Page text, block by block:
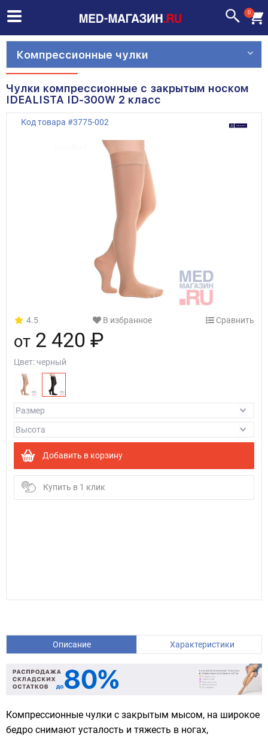
0
Компрессионные чулки
Чулки компрессионные с закрытым носком
IDEALISTA ID-300W 2 класс
Код товара #3775-002
4.5 В избранное Сравнить
от 2 420 ₽
Цвет:черный
Добавить в корзину
Купить в 1 клик
Описание Характеристики
Компрессионные чулки с закрытым мысом, на широкое
бедро снимают усталость и тяжесть в ногах,